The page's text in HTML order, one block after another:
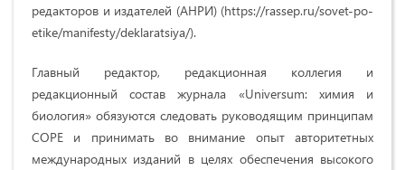
редакторов и издателей (АНРИ) (https://rassep.ru/sovet-po-
etike/manifesty/deklaratsiya/).
Главный редактор, редакционная коллегия и
редакционный состав журнала «Universum: химия и
биология» обязуются следовать руководящим принципам
COPE и принимать во внимание опыт авторитетных
международных изданий в целях обеспечения высокого